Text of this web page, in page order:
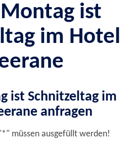
ist
im Hotel
ist Schnitzeltag im
anfragen
*" müssen ausgefüllt werden!